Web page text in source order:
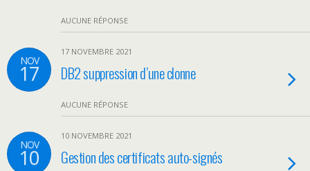
AUCUNE RÉPONSE
NOV
17
17 NOVEMBRE 2021
DB2 suppression d’une clonne
AUCUNE RÉPONSE
NOV
10
10 NOVEMBRE 2021
Gestion des certificats auto-signés